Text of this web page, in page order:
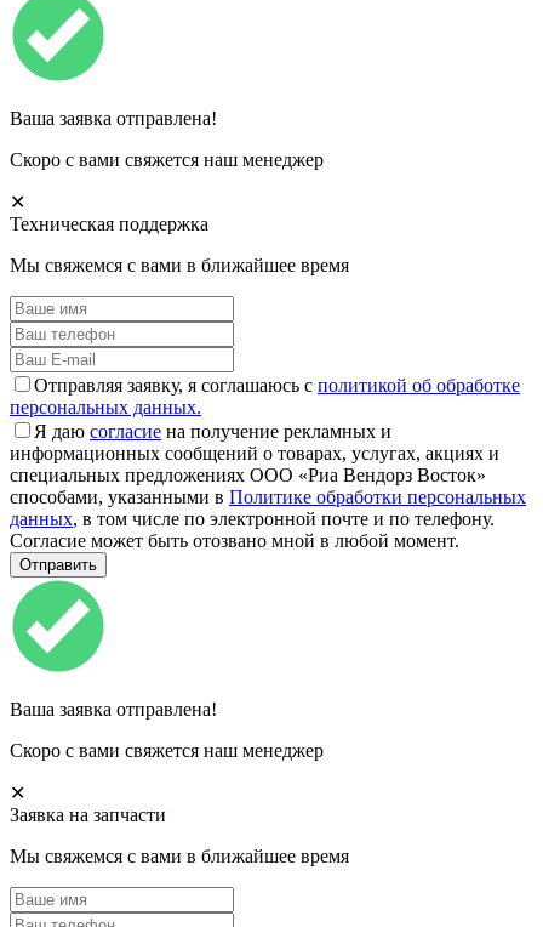
Ваша заявка отправлена!
Скоро с вами свяжется наш менеджер
✕
Техническая поддержка
Мы свяжемся с вами в ближайшее время
Отправляя заявку, я соглашаюсь с политикой об обработке
персональных данных.
Я даю согласие на получение рекламных и
информационных сообщений о товарах, услугах, акциях и
специальных предложениях ООО «Риа Вендорз Восток»
способами, указанными в Политике обработки персональных
данных, в том числе по электронной почте и по телефону.
Согласие может быть отозвано мной в любой момент.
Ваша заявка отправлена!
Скоро с вами свяжется наш менеджер
✕
Заявка на запчасти
Мы свяжемся с вами в ближайшее время